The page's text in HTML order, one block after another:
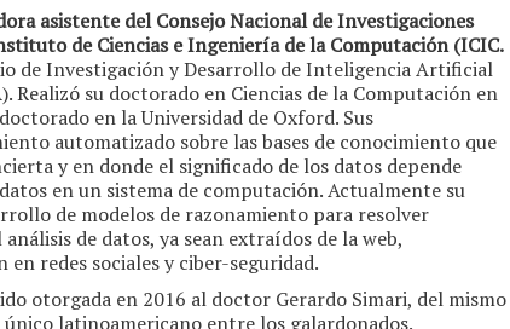
asistente del Consejo Nacional de Investigaciones
de Ciencias e Ingeniería de la Computación (ICIC.
de Investigación y Desarrollo de Inteligencia Artificial
Realizó su doctorado en Ciencias de la Computación en
en la Universidad de Oxford. Sus
automatizado sobre las bases de conocimiento que
y en donde el significado de los datos depende
en un sistema de computación. Actualmente su
de modelos de razonamiento para resolver
de datos, ya sean extraídos de la web,
redes sociales y ciber-seguridad.
otorgada en 2016 al doctor Gerardo Simari, del mismo
latinoamericano entre los galardonados.